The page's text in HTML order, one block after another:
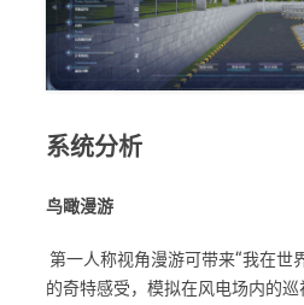
系统分析
鸟瞰漫游
第一人称视角漫游可带来“我在世
的奇特感受，模拟在风电场内的